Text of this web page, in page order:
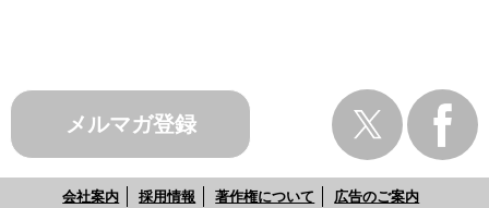
メルマガ登録
会社案内 採用情報 著作権について 広告のご案内